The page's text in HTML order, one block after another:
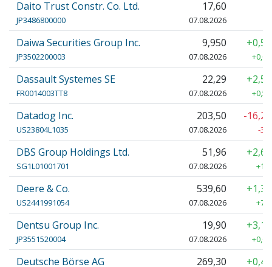
Daito Trust Constr. Co. Ltd.
JP3486800000
17,60
07.08.2026
Daiwa Securities Group Inc.
JP3502200003
9,950
07.08.2026
Dassault Systemes SE
FR0014003TT8
22,29
07.08.2026
Datadog Inc.
US23804L1035
203,50
07.08.2026
-
-
DBS Group Holdings Ltd.
SG1L01001701
51,96
07.08.2026
Deere & Co.
US2441991054
539,60
07.08.2026
Dentsu Group Inc.
JP3551520004
19,90
07.08.2026
Deutsche Börse AG 269,30